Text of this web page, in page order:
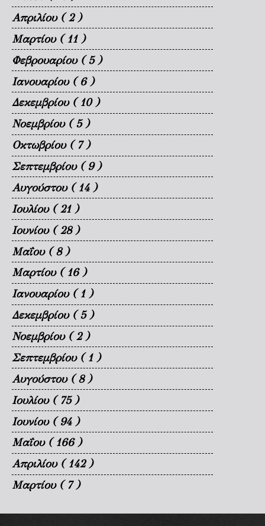
Απριλίου ( 2 )
Μαρτίου ( 11 )
Φεβρουαρίου ( 5 )
Ιανουαρίου ( 6 )
Δεκεμβρίου ( 10 )
Νοεμβρίου ( 5 )
Οκτωβρίου ( 7 )
Σεπτεμβρίου ( 9 )
Αυγούστου ( 14 )
Ιουλίου ( 21 )
Ιουνίου ( 28 )
Μαΐου ( 8 )
Μαρτίου ( 16 )
Ιανουαρίου ( 1 )
Δεκεμβρίου ( 5 )
Νοεμβρίου ( 2 )
Σεπτεμβρίου ( 1 )
Αυγούστου ( 8 )
Ιουλίου ( 75 )
Ιουνίου ( 94 )
Μαΐου ( 166 )
Απριλίου ( 142 )
Μαρτίου ( 7 )